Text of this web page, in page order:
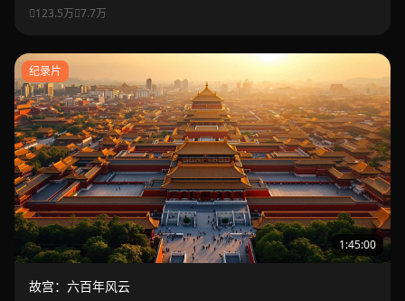
123.5万 7.7万
纪录片
1:45:00
故宫：六百年风云